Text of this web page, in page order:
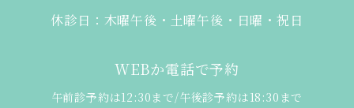
休診日：木曜午後・土曜午後・日曜・祝日
WEBか電話で予約
午前診予約は12:30まで/午後診予約は18:30まで